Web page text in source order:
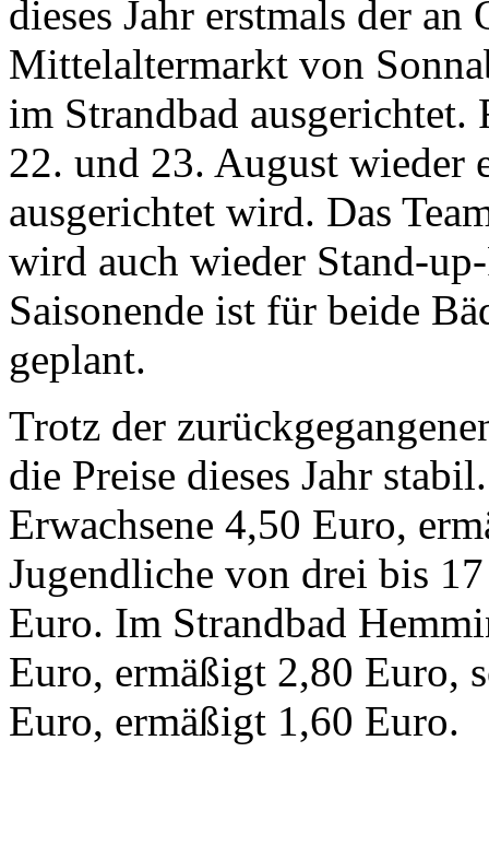
dieses Jahr erstmals der
Mittelaltermarkt von
im Strandbad ausgerichtet.
22. und 23. August wieder
ausgerichtet wird. Das
wird auch wieder Stand-
Saisonende ist für beide
geplant.
Trotz der
die Preise dieses Jahr
Erwachsene 4,50 Euro,
Jugendliche von drei bis
Euro. Im Strandbad
Euro, ermäßigt 2,80 Euro,
Euro, ermäßigt 1,60 Euro.